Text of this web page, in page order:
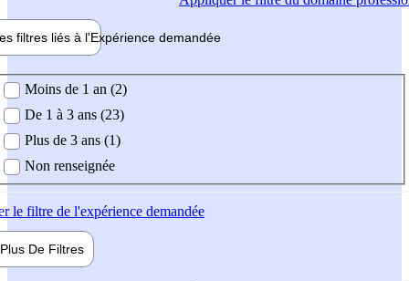
filtres liés à l'Expérience demandée
demandée
Moins de 1 an (2)
De 1 à 3 ans (23)
Plus de 3 ans (1)
Non renseignée
le filtre de l'expérience demandée
Plus De Filtres